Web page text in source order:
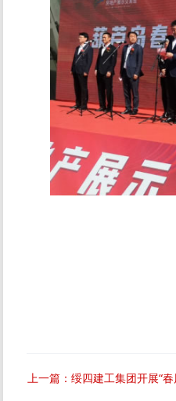
上一篇：绥四建工集团开展“